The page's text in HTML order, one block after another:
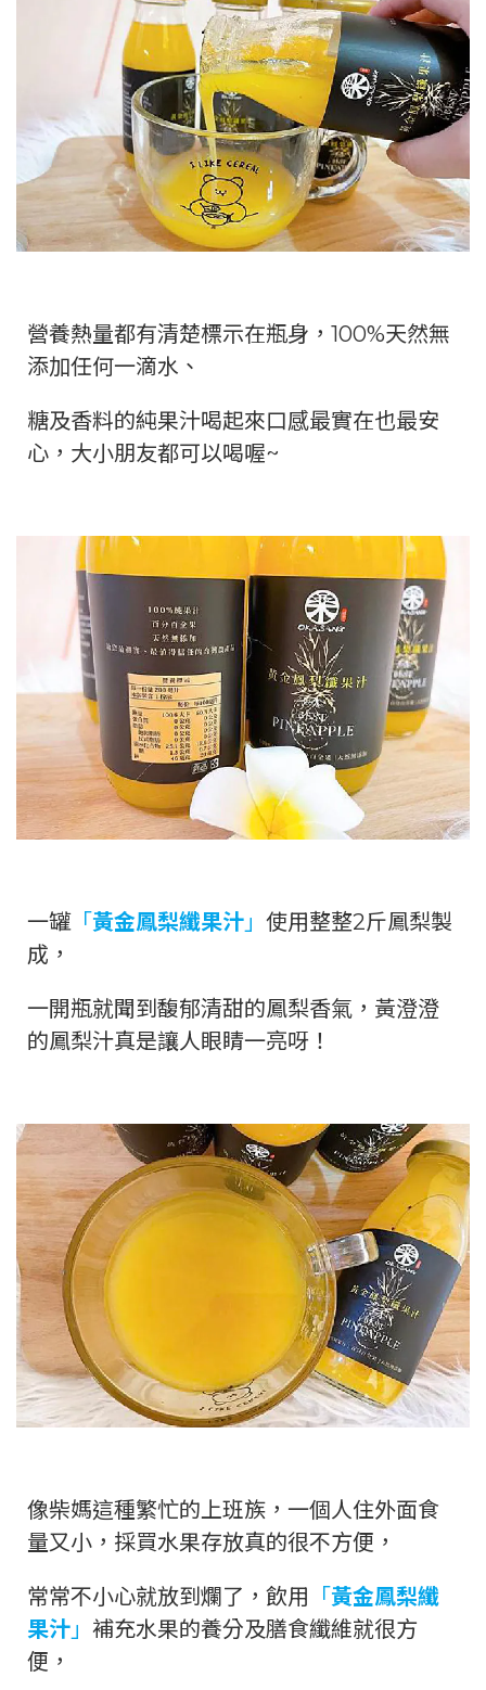
營養熱量都有清楚標示在瓶身，100%天然無
添加任何一滴水、
糖及香料的純果汁喝起來口感最實在也最安
心，大小朋友都可以喝喔~
一罐「黃金鳳梨纖果汁 」 使用整整2斤鳳梨製
成，
一開瓶就聞到馥郁清甜的鳳梨香氣，黃澄澄
的鳳梨汁真是讓人眼睛一亮呀！
像柴媽這種繁忙的上班族，一個人住外面食
量又小，採買水果存放真的很不方便，
常常不小心就放到爛了，飲用 「黃金鳳梨纖
果汁 」 補充水果的養分及膳食纖維就很方
便，